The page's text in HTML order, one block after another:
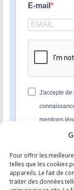
Pour offrir les
telles que les cookies
appareils. Le fait de
traiter des données
E-mail
J'accepte de
mentions
moment en
Nous